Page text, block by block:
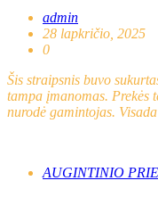
admin
28 lapkričio, 2025
0
Šis straipsnis buvo
tampa įmanomas.
nurodė gamintojas.
AUGINTINIO